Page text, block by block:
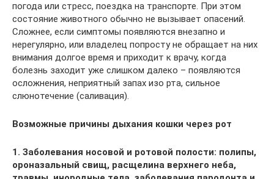
погода или стресс, поездка на транспорте. При этом
состояние животного обычно не вызывает опасений.
Сложнее, если симптомы появляются внезапно и
нерегулярно, или владелец попросту не обращает на них
внимания долгое время и приходит к врачу, когда
болезнь заходит уже слишком далеко – появляются
осложнения, неприятный запах изо рта, сильное
слюнотечение (саливация).
Возможные причины дыхания кошки через рот
1. Заболевания носовой и ротовой полости: полипы,
ороназальный свищ, расщелина верхнего неба,